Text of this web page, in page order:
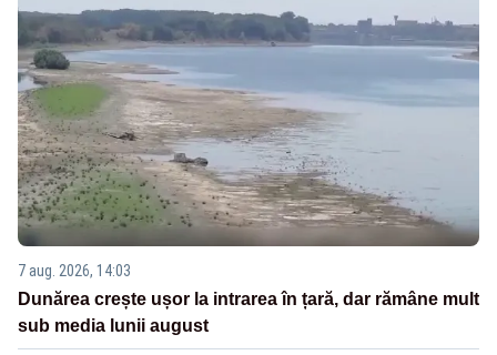
7 aug. 2026, 14:03
Dunărea crește ușor la intrarea în țară, dar rămâne mult
sub media lunii august